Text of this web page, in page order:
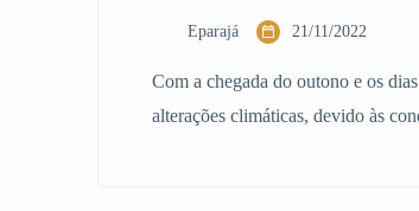
Eparajá 21/11/2022
Com a chegada do outono e os
alterações climáticas, devido às